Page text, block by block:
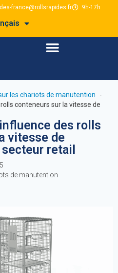
france@rollsrapides.fr 9h-17h
les chariots de manutention
conteneurs sur la vitesse de
des rolls
vitesse de
retail
de manutention